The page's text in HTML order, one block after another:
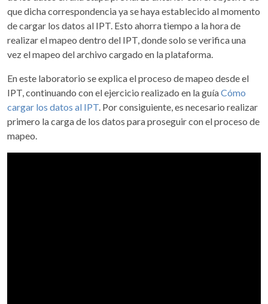
que dicha correspondencia ya se haya establecido al momento
de cargar los datos al IPT. Esto ahorra tiempo a la hora de
realizar el mapeo dentro del IPT, donde solo se verifica una
vez el mapeo del archivo cargado en la plataforma.
En este laboratorio se explica el proceso de mapeo desde el
IPT, continuando con el ejercicio realizado en la guíaCómo
cargar los datos al IPT. Por consiguiente, es necesario realizar
primero la carga de los datos para proseguir con el proceso de
mapeo.